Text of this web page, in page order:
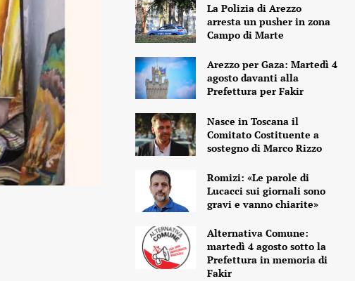
La Polizia di Arezzo
arresta un pusher in zona
Campo di Marte
Arezzo per Gaza: Martedì 4
agosto davanti alla
Prefettura per Fakir
Nasce in Toscana il
Comitato Costituente a
sostegno di Marco Rizzo
Romizi: «Le parole di
Lucacci sui giornali sono
gravi e vanno chiarite»
Alternativa Comune:
martedì 4 agosto sotto la
Prefettura in memoria di
Fakir